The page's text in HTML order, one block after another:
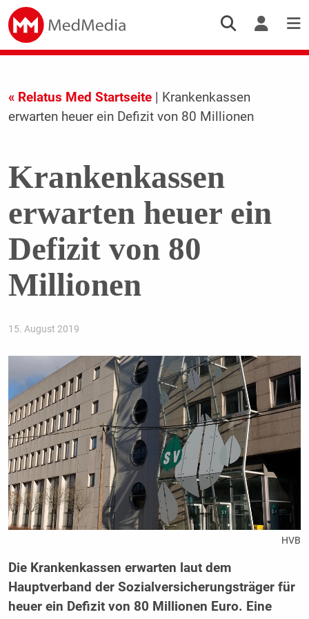
« Relatus Med Startseite| Krankenkassen
erwarten heuer ein Defizit von 80 Millionen
Krankenkassen
erwarten heuer ein
Defizit von 80
Millionen
15. August 2019
HVB
Die Krankenkassen erwarten laut dem
Hauptverband der Sozialversicherungsträger für
heuer ein Defizit von 80 Millionen Euro. Eine